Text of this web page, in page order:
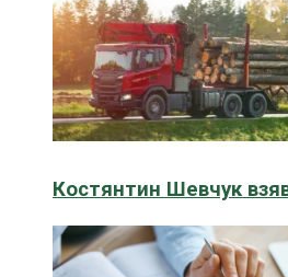
Костянтин Шевчук